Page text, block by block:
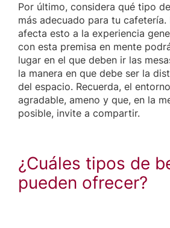
Por último, considera qué tipo
más adecuado para tu cafetería.
afecta esto a la experiencia
con esta premisa en mente
lugar en el que deben ir las
la manera en que debe ser la
del espacio. Recuerda, el
agradable, ameno y que, en la
posible, invite a compartir.
¿Cuáles tipos de
pueden ofrecer?